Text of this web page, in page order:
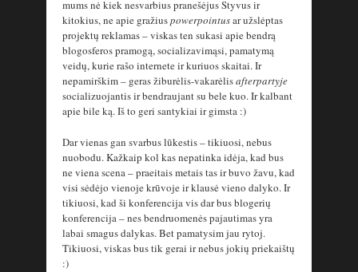
mums nė kiek nesvarbius pranešėjus Styvus ir
kitokius, ne apie gražiuspowerpointusar užslėptas
projektų reklamas – viskas ten sukasi apie bendrą
blogosferos pramogą, socializavimąsi, pamatymą
veidų, kurie rašo internete ir kuriuos skaitai. Ir
nepamirškim – geras žiburėlis-vakarėlisafterpartyje
socializuojantis ir bendraujant su bele kuo. Ir kalbant
apie bile ką. Iš to geri santykiai ir gimsta :)
Dar vienas gan svarbus lūkestis – tikiuosi, nebus
nuobodu. Kažkaip kol kas nepatinka idėja, kad bus
ne viena scena – praeitais metais tas ir buvo žavu, kad
visi sėdėjo vienoje krūvoje ir klausė vieno dalyko. Ir
tikiuosi, kad ši konferencija vis dar bus blogerių
konferencija – nes bendruomenės pajautimas yra
labai smagus dalykas. Bet pamatysim jau rytoj.
Tikiuosi, viskas bus tik gerai ir nebus jokių priekaištų
:)